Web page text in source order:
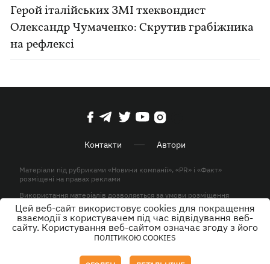
Герой італійських ЗМІ тхеквондист
Олександр Чумаченко: Скрутив грабіжника
на рефлексі
Контакти Автори
Матеріали під рубриками «Новини компанії», «PR» і «Факт»
розміщені на правах реклами
Використання матеріалів дозволяється за умови розміщення
активного гіперпосилання на KP.UA в першому абзаці.
© ТОВ «ЮЛАВ МЕДІА» 2026. Всі права захищені.
Цей веб-сайт використовує cookies для покращення
взаємодії з користувачем під час відвідування веб-
сайту. Користування веб-сайтом означає згоду з його
ПОЛІТИКОЮ COOKIES